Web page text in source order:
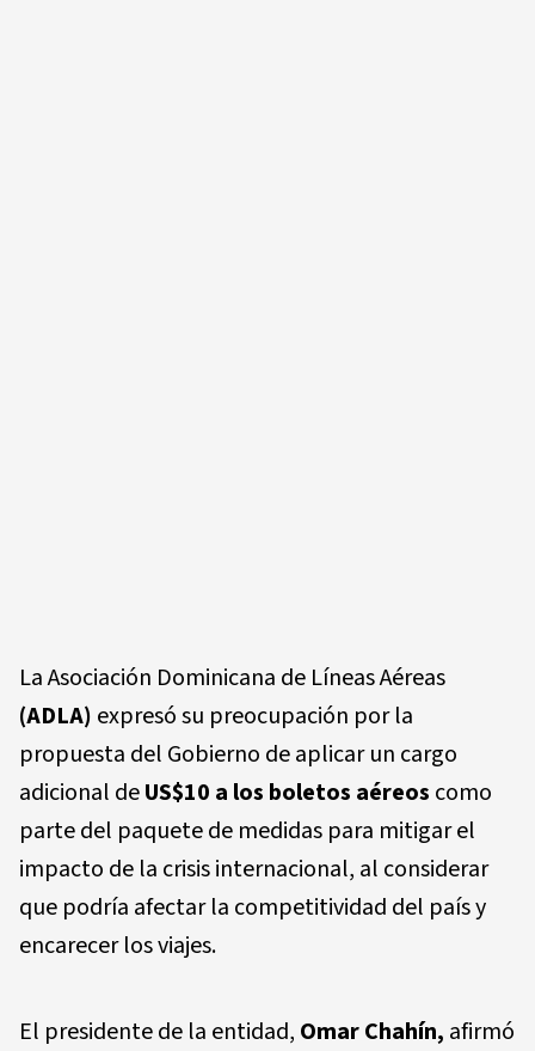
La Asociación Dominicana de Líneas Aéreas
(ADLA) expresó su preocupación por la
propuesta del Gobierno de aplicar un cargo
adicional deUS$10 a los boletos aéreos como
parte del paquete de medidas para mitigar el
impacto de la crisis internacional, al considerar
que podría afectar la competitividad del país y
encarecer los viajes.
El presidente de la entidad, Omar Chahín, afirmó